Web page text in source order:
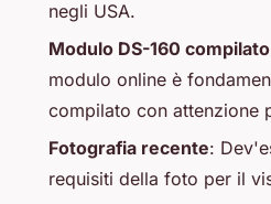
negli USA.
Modulo DS-160
modulo online è
compilato con attenzione
Fotografia recente:
requisiti della foto per il